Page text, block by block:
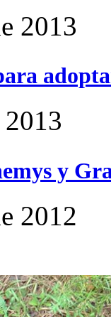
2013
y
2012